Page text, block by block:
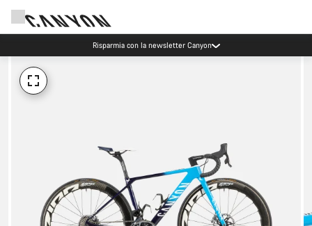
Risparmia con la newsletter Canyon